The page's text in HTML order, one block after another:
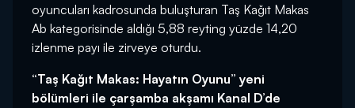
oyuncuları kadrosunda buluşturan Taş Kağıt Makas
Ab kategorisinde aldığı 5,88 reyting yüzde 14,20
izlenme payı ile zirveye oturdu.
“Taş Kağıt Makas: Hayatın Oyunu” yeni
bölümleri ile çarşamba akşamı Kanal D’de